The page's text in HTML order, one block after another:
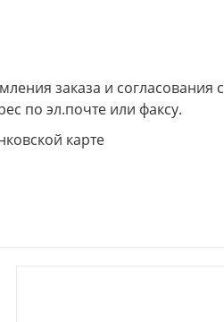
заказа и согласования с
по эл.почте или факсу.
карте